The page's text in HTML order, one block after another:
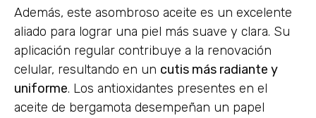
Además, este asombroso aceite es un excelente
aliado para lograr una piel más suave y clara. Su
aplicación regular contribuye a la renovación
celular, resultando en un cutis más radiante y
uniforme. Los antioxidantes presentes en el
aceite de bergamota desempeñan un papel